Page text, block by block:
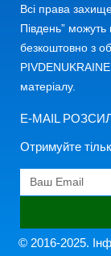
Всі права
Південь”
безкоштовно з
матеріалу.
E-MAIL
Отримуйте
© 2016-2025.